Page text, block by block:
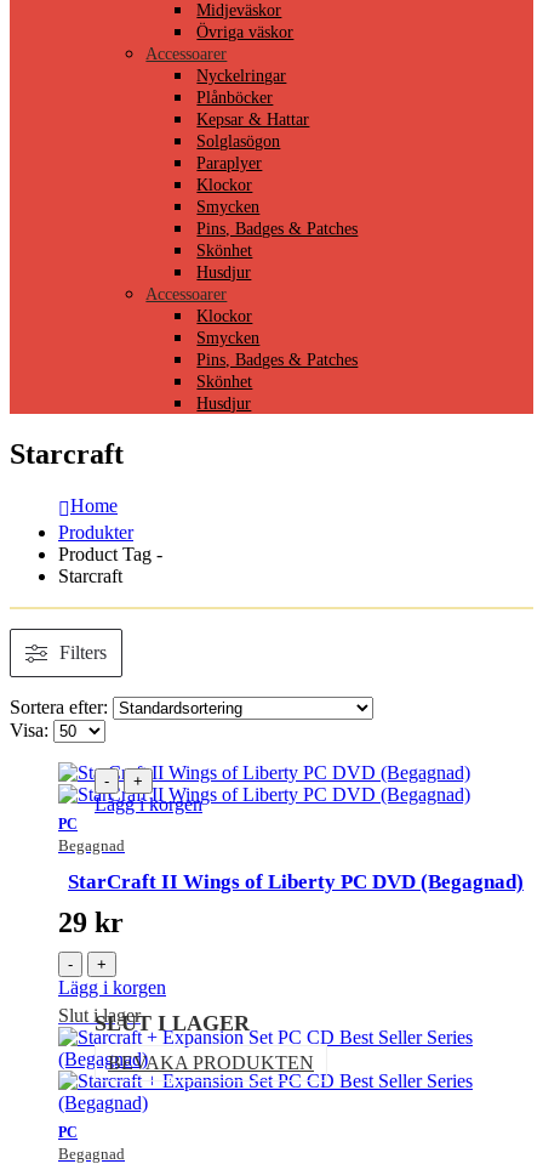
Midjeväskor
Övriga väskor
Accessoarer
Nyckelringar
Plånböcker
Kepsar & Hattar
Solglasögon
Paraplyer
Klockor
Smycken
Pins, Badges & Patches
Skönhet
Husdjur
Accessoarer
Klockor
Smycken
Pins, Badges & Patches
Skönhet
Husdjur
Starcraft
Home
Produkter
Product Tag -
Starcraft
Filters
Sortera efter:
Visa:
PC
Begagnad
- +
Lägg i korgen
StarCraft II Wings of Liberty PC DVD (Begagnad)
29 kr
- +
Lägg i korgen
Slut i lager
PC
Begagnad
SLUT I LAGER
BEVAKA PRODUKTEN